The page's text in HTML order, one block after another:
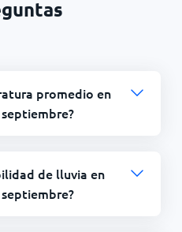
promedio en
de lluvia en